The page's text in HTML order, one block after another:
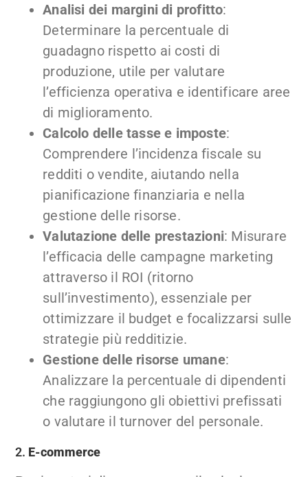
Analisi dei margini di profitto:
Determinare la percentuale di
guadagno rispetto ai costi di
produzione, utile per valutare
l’efficienza operativa e identificare aree
di miglioramento.
Calcolo delle tasse e imposte:
Comprendere l’incidenza fiscale su
redditi o vendite, aiutando nella
pianificazione finanziaria e nella
gestione delle risorse.
Valutazione delle prestazioni: Misurare
l’efficacia delle campagne marketing
attraverso il ROI (ritorno
sull’investimento), essenziale per
ottimizzare il budget e focalizzarsi sulle
strategie più redditizie.
Gestione delle risorse umane:
Analizzare la percentuale di dipendenti
che raggiungono gli obiettivi prefissati
o valutare il turnover del personale.
2. E-commerce